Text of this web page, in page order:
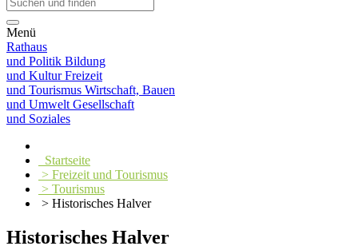
Menü
Rathaus
und Politik Bildung
und KulturFreizeit
und Tourismus Wirtschaft, Bauen
und Umwelt Gesellschaft
und Soziales
Startseite
> Freizeit und Tourismus
> Tourismus
> Historisches Halver
Historisches Halver